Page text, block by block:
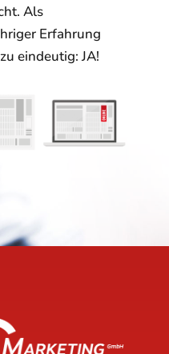
Als
Erfahrung
eindeutig: JA!